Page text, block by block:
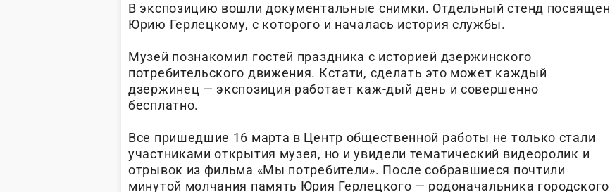
В экспозицию вошли документальные снимки. Отдельный стенд посвящен
Юрию Герлецкому, с которого и началась история службы.
Музей познакомил гостей праздника с историей дзержинского
потребительского движения. Кстати, сделать это может каждый
дзержинец — экспозиция работает каж-дый день и совершенно
бесплатно.
Все пришедшие 16 марта в Центр общественной работы не только стали
участниками открытия музея, но и увидели тематический видеоролик и
отрывок из фильма «Мы потребители». После собравшиеся почтили
минутой молчания память Юрия Герлецкого — родоначальника городского